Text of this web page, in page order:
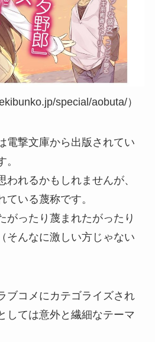
special/aobuta/）
電撃文庫から出版されてい
われるかもしれませんが、
ている蔑称です。
がったり蔑まれたがったり
そんなに激しい方じゃない
ブコメにカテゴライズされ
しては意外と繊細なテーマ